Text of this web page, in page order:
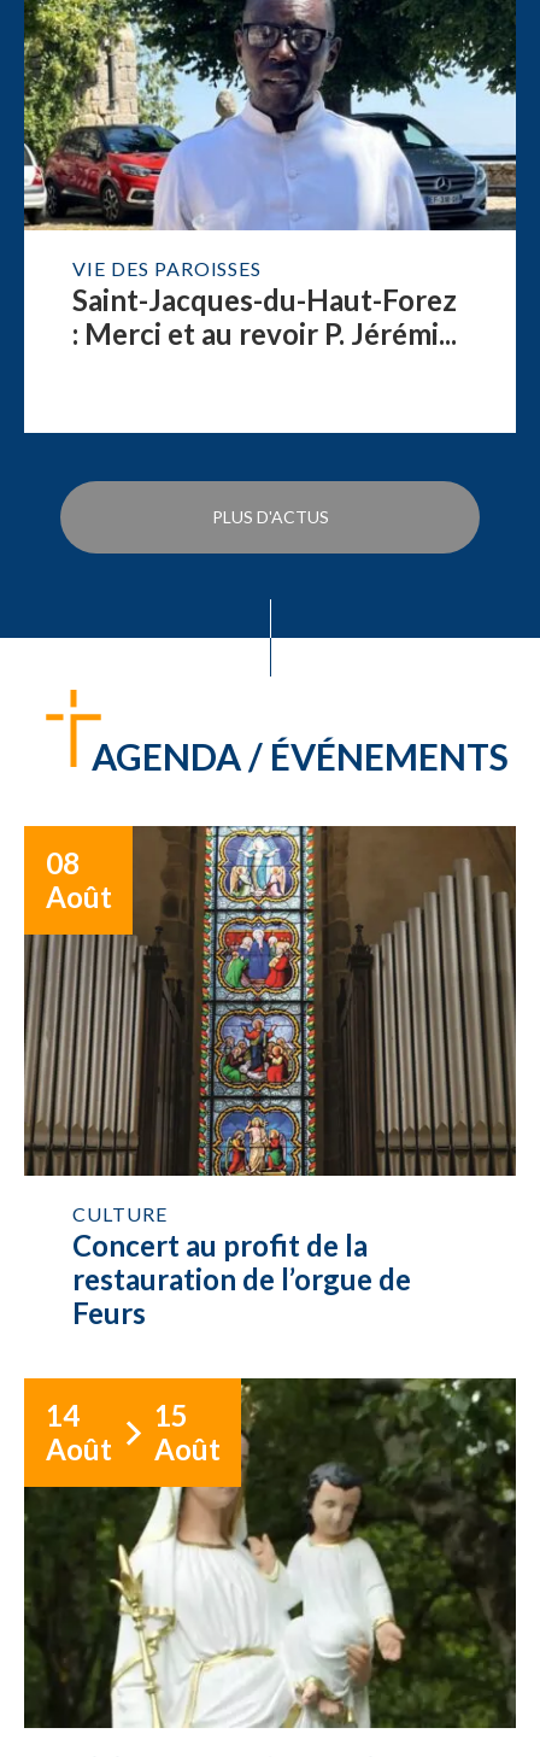
VIE DES PAROISSES
Saint-Jacques-du-Haut-Forez
: Merci et au revoir P. Jérémi...
PLUS D'ACTUS
AGENDA / ÉVÉNEMENTS
08
Août
CULTURE
Concert au profit de la
restauration de l’orgue de
Feurs
14
Août
15
Août